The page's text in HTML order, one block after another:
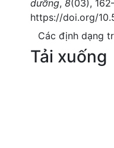
dưỡng, 8(03),
https://doi.org/
Các định dạng
Tải xuống